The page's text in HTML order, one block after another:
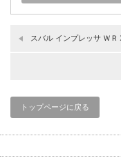
スバル インプレッサ ＷＲ
トップページに戻る